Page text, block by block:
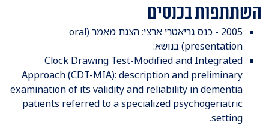
השתתפות בכנסים
2005 - כנס גריאטרי ארצי: הצגת מאמר (oral
presentation) בנושא:
Clock Drawing Test-Modified and Integrated
Approach (CDT-MIA): description and preliminary
examination of its validity and reliability in dementia
patients referred to a specialized psychogeriatric
setting.